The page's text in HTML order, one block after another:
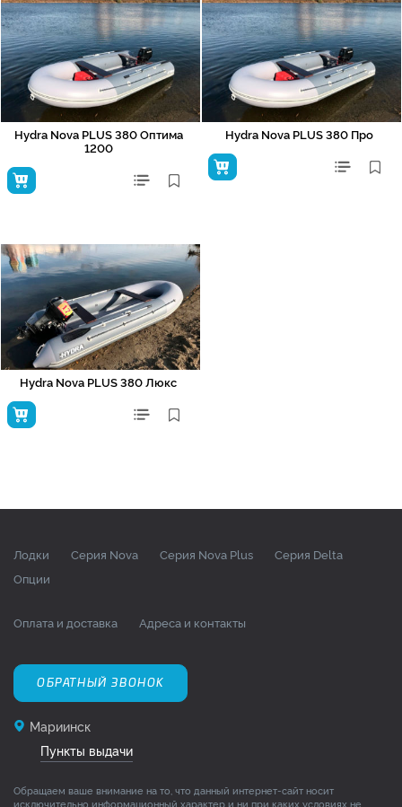
Hydra Nova PLUS 380 Оптима
1200
Hydra Nova PLUS 380 Про
Hydra Nova PLUS 380 Люкс
Лодки Серия Nova Серия Nova Plus
Серия Delta
Опции
Оплата и доставка Адреса и контакты
ОБРАТНЫЙ ЗВОНОК
Мариинск
Пункты выдачи
Обращаем ваше внимание на то, что данный интернет-сайт носит
исключительно информационный характер и ни при каких условиях не